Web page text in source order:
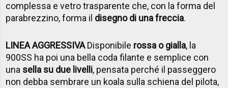
complessa e vetro trasparente che, con la forma del
parabrezzino, forma il disegno di una freccia.
LINEA AGGRESSIVADisponibile rossa o gialla, la
900SS ha poi una bella coda filante e semplice con
una sella su due livelli, pensata perché il passeggero
non debba sembrare un koala sulla schiena del pilota,